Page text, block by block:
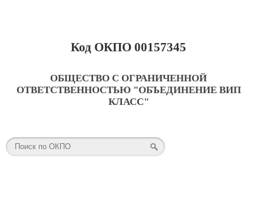
Код ОКПО 00157345
ОБЩЕСТВО С ОГРАНИЧЕННОЙ
ОТВЕТСТВЕННОСТЬЮ "ОБЪЕДИНЕНИЕ ВИП
КЛАСС"